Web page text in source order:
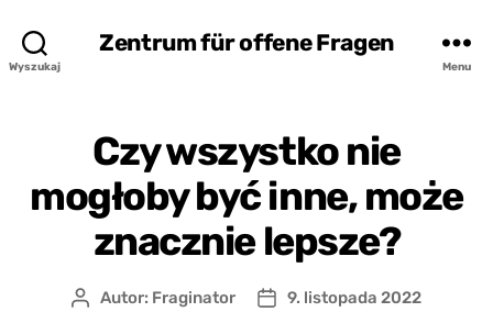
Wyszukaj
Zentrum für offene Fragen
Menu
Czy wszystko nie
mogłoby być inne, może
znacznie lepsze?
AutorAutor: Fraginator
Data9. listopada 2022